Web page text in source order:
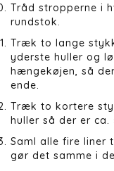
Tråd stropperne i
rundstok.
Træk to lange
yderste huller og
hængekøjen, så
ende.
Træk to kortere
huller så der er ca.
Saml alle fire liner
gør det samme i